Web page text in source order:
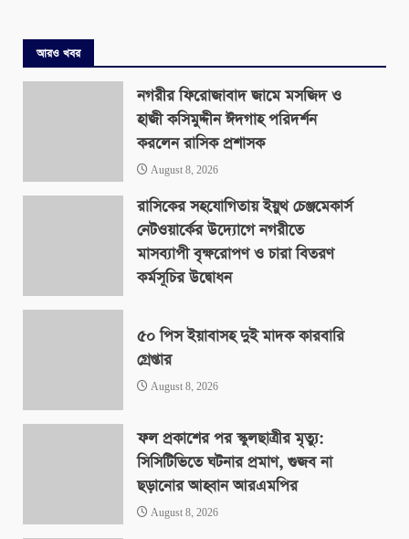
আরও খবর
নগরীর ফিরোজাবাদ জামে মসজিদ ও
হাজী কসিমুদ্দীন ঈদগাহ পরিদর্শন
করলেন রাসিক প্রশাসক
August 8, 2026
রাসিকের সহযোগিতায় ইয়ুথ চেঞ্জমেকার্স
নেটওয়ার্কের উদ্যোগে নগরীতে
মাসব্যাপী বৃক্ষরোপণ ও চারা বিতরণ
কর্মসূচির উদ্বোধন
৫০ পিস ইয়াবাসহ দুই মাদক কারবারি
গ্রেপ্তার
August 8, 2026
ফল প্রকাশের পর স্কুলছাত্রীর মৃত্যু:
সিসিটিভিতে ঘটনার প্রমাণ, গুজব না
ছড়ানোর আহ্বান আরএমপির
August 8, 2026